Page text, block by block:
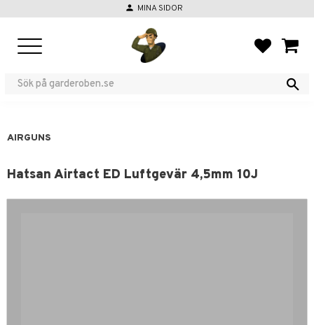
person MINA SIDOR
AIRGUNS
Hatsan Airtact ED Luftgevär 4,5mm 10J